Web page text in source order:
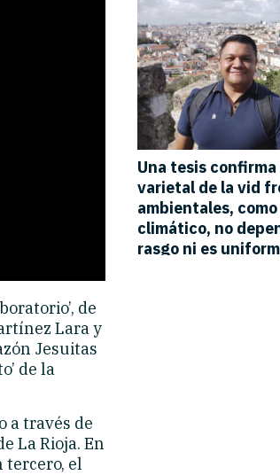
de
Lara y
Jesuitas
de la
a través de
La Rioja. En
tercero, el